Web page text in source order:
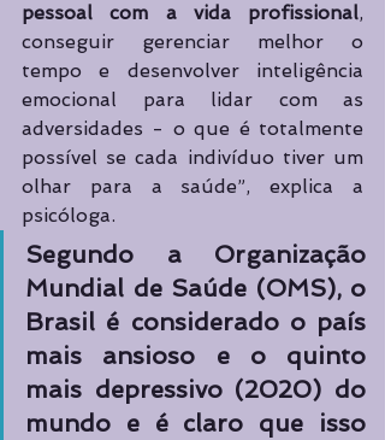
pessoal com a vida profissional,
conseguir gerenciar melhor o
tempo e desenvolver inteligência
emocional para lidar com as
adversidades - o que é totalmente
possível se cada indivíduo tiver um
olhar para a saúde”, explica a
psicóloga.
Segundo a Organização
Mundial de Saúde (OMS), o
Brasil é considerado o país
mais ansioso e o quinto
mais depressivo (2020) do
mundo e é claro que isso